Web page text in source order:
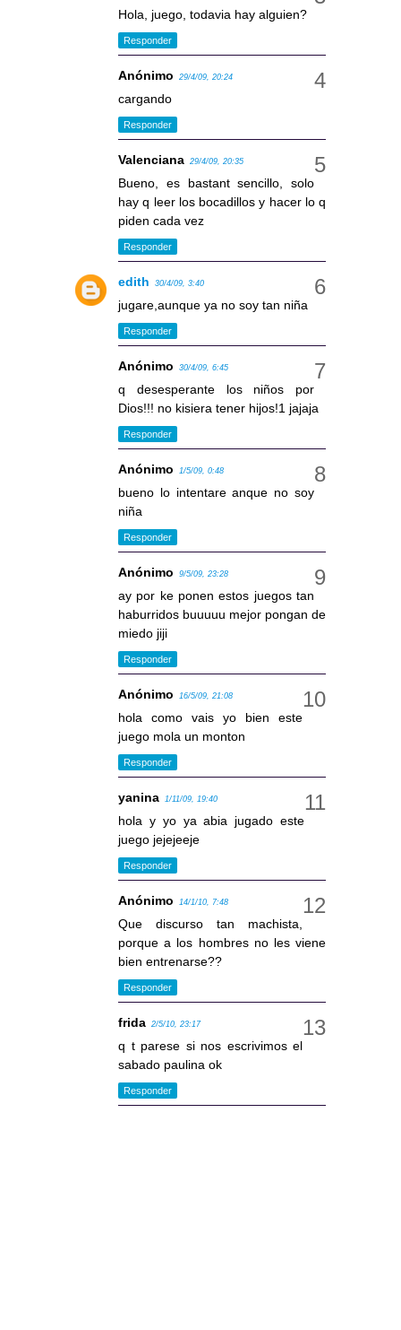
Hola, juego, todavia hay alguien?
Responder
Anónimo 29/4/09, 20:24
cargando
Responder
Valenciana 29/4/09, 20:35
Bueno, es bastant sencillo, solo
hay q leer los bocadillos y hacer lo q
piden cada vez
Responder
edith 30/4/09, 3:40
jugare,aunque ya no soy tan niña
Responder
Anónimo 30/4/09, 6:45
q desesperante los niños por
Dios!!! no kisiera tener hijos!1 jajaja
Responder
Anónimo 1/5/09, 0:48
bueno lo intentare anque no soy
niña
Responder
Anónimo 9/5/09, 23:28
ay por ke ponen estos juegos tan
haburridos buuuuu mejor pongan de
miedo jiji
Responder
Anónimo 16/5/09, 21:08
hola como vais yo bien este
juego mola un monton
Responder
yanina 1/11/09, 19:40
hola y yo ya abia jugado este
juego jejejeeje
Responder
Anónimo 14/1/10, 7:48
Que discurso tan machista,
porque a los hombres no les viene
bien entrenarse??
Responder
frida 2/5/10, 23:17
q t parese si nos escrivimos el
sabado paulina ok
Responder